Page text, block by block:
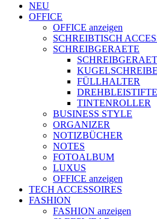
NEU
OFFICE
OFFICE anzeigen
SCHREIBTISCH
SCHREIBGERAETE
FÜLLHALTER
TINTENROLLER
BUSINESS STYLE
ORGANIZER
NOTIZBÜCHER
NOTES
FOTOALBUM
LUXUS
OFFICE anzeigen
TECH ACCESSOIRES
FASHION
FASHION anzeigen